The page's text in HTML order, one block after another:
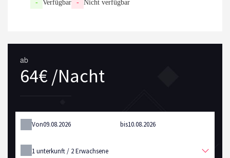
- Verfügbar - Nicht verfügbar
ab
64€ /Nacht
Von bis
1unterkunft / 2Erwachsene